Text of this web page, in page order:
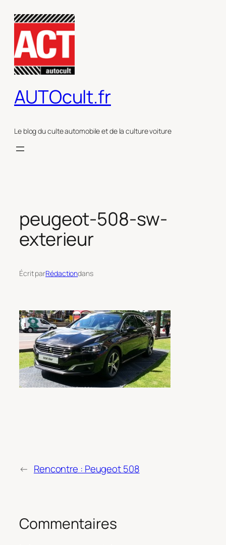
contenu
AUTOcult.fr
Le blog du culte automobile et de la culture voiture
peugeot-508-sw-
exterieur
Écrit parRédactiondans
← Rencontre : Peugeot 508
Commentaires